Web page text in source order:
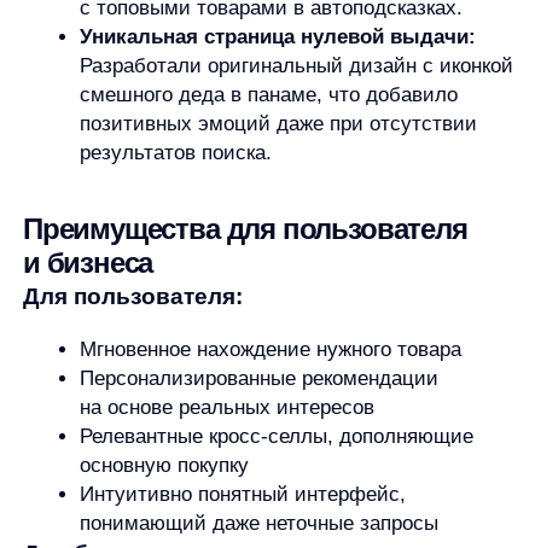
Быстрый возврат инвестиций
Конкурентное преимущество за счет
персонализированного опыта
Внедрение AnyQuery стало важным шагом
в улучшении пользовательского опыта для Хасл.
рф, позволив повысить удобство использования
сайта и его эстетическую составляющую, что
Практические рекомендации
по внедрению и тестированию UX-
Ключевые принципы успешного UX-
тестирования
Регулярность превыше всего —тестируйте
гипотезы постоянно, а не от случая к случаю.
Даже небольшие улучшения, накапливаясь,
дают значительный результат.
Используйте AI для автоматизации —
современные решения позволяют тестировать